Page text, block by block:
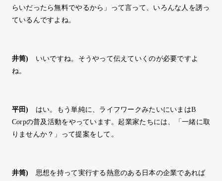
らいだったら無料でやるから」って言って、いろんな人を誘っ
ているんですよね。
井筒)
いいですね。そうやって伝えていくのが必要ですよ
ね。
平田)
はい。もう単純に、ライフワークみたいにいまはB
Corpの普及活動をやっています。起業家たちには、「一緒に取
りませんか？」って提案をして。
井筒)
思想を持って実行する熱意のある日本の企業であれば